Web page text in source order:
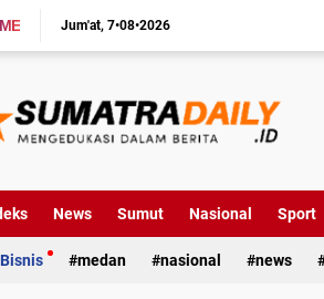
Jum'at 7•08•2026
News Sumut Nasional Sport
Bisnis medan nasional news